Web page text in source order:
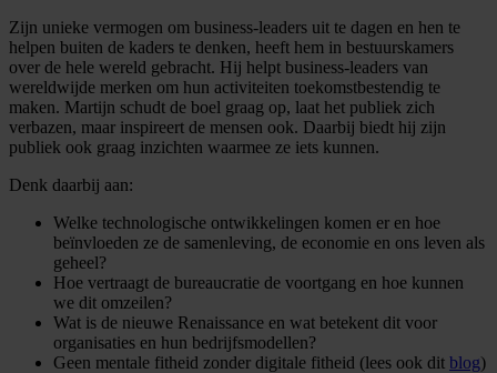
Zijn unieke vermogen om business-leaders uit te dagen en hen te
helpen buiten de kaders te denken, heeft hem in bestuurskamers
over de hele wereld gebracht. Hij helpt business-leaders van
wereldwijde merken om hun activiteiten toekomstbestendig te
maken. Martijn schudt de boel graag op, laat het publiek zich
verbazen, maar inspireert de mensen ook. Daarbij biedt hij zijn
publiek ook graag inzichten waarmee ze iets kunnen.
Denk daarbij aan:
Welke technologische ontwikkelingen komen er en hoe
beïnvloeden ze de samenleving, de economie en ons leven als
geheel?
Hoe vertraagt de bureaucratie de voortgang en hoe kunnen
we dit omzeilen?
Wat is de nieuwe Renaissance en wat betekent dit voor
organisaties en hun bedrijfsmodellen?
Geen mentale fitheid zonder digitale fitheid (lees ook dit blog)